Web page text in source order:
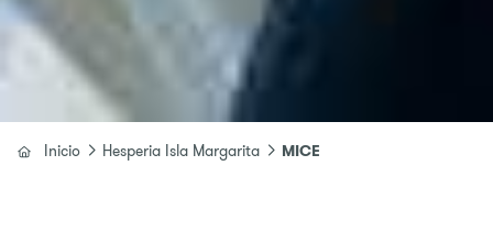
Inicio Hesperia Isla Margarita MICE